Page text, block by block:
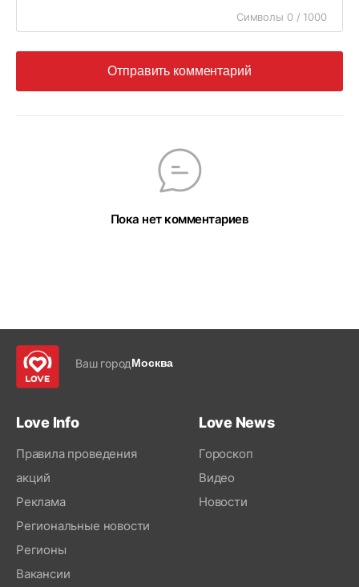
Символы 0 / 1000
Отправить комментарий
Пока нет комментариев
Ваш городМосква
Love Info
Правила проведения
акций
Реклама
Региональные новости
Регионы
Вакансии
Love News
Гороскоп
Видео
Новости